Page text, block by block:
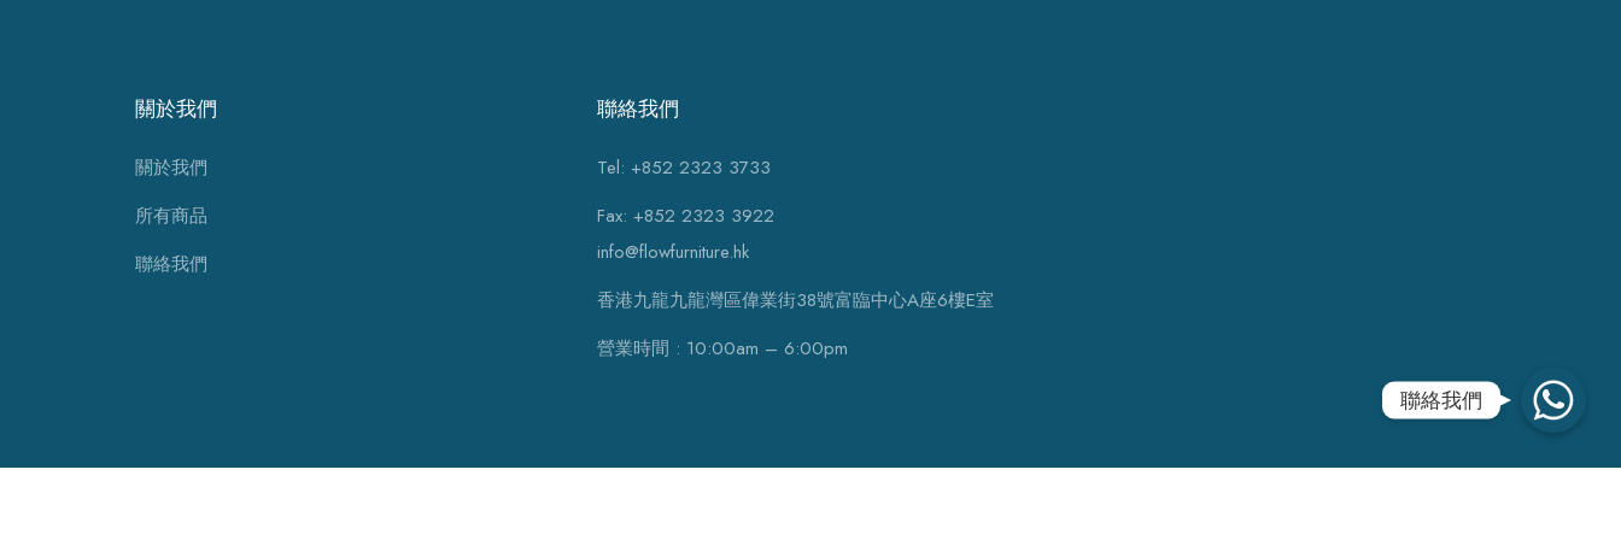
關於我們
關於我們
所有商品
聯絡我們
聯絡我們
Tel: +852 2323 3733
Fax: +852 2323 3922
info@flowfurniture.hk
香港九龍九龍灣區偉業街38號富臨中心A座6樓E室
營業時間 : 10:00am – 6:00pm
聯絡我們